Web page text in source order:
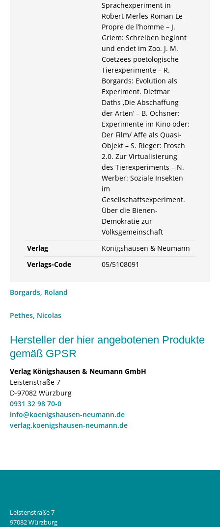
Sprachexperiment in
Robert Merles Roman Le
Propre de l’homme – J.
Griem: Schreiben beginnt
und endet im Zoo. J. M.
Coetzees poetologische
Tierexperimente – R.
Borgards: Evolution als
Experiment. Dietmar
Daths ,Die Abschaffung
der Arten‘ – B. Ochsner:
Experimente im Kino oder:
Der Film/ Affe als Quasi-
Objekt – S. Rieger: Frosch
2.0. Zur Virtualisierung
des Tierexperiments – N.
Werber: Soziale Insekten
im
Gesellschaftsexperiment.
Über die Bienen-
Demokratie zur
Volksgemeinschaft
Verlag
Königshausen & Neumann
Verlags-Code
05/5108091
Borgards, Roland
Pethes, Nicolas
Hersteller der hier angebotenen Produkte
gemäß GPSR
Verlag Königshausen & Neumann GmbH
Leistenstraße 7
D-97082 Würzburg
0931 32 98 70-0
info@koenigshausen-neumann.de
verlag.koenigshausen-neumann.de
Leistenstraße 7
97082 Würzburg